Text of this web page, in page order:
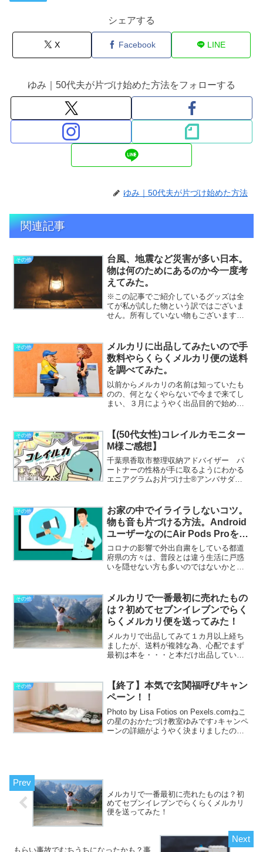
シェアする
X Facebook LINE
ゆみ｜50代夫が片づけ始めた方法をフォローする
ゆみ｜50代夫が片づけ始めた方法
関連記事
その他
台風、地震など災害が多い日本。
物は何のためにあるのか今一度考
えてみた。
※この記事でご紹介しているグッズは全
てが私が試した物という訳ではございま
せん。所有していない物もございます。
下さいませ。今や日本のどこに住んでい
ても災害に関して安心と言...
その他
メルカリに出品してみたいので手
数料やらくらくメルカリ便の送料
を調べてみた。
以前からメルカリの名前は知っていたも
のの、何となくやらないで今まで来てし
まい、３月にようやく出品目的で始めて
手に付いていたポイントで買ったりして
いたら、購入しかしていな...
その他
【(50代女性)コレイルカモニター
M様ご感想】
千葉県香取市整理収納アドバイザー パ
ートナーの性格が手に取るようにわかる
エニアグラムお片づけ士®アンバサダー1
号 たかぎゆみです。▶私のプロフィー
ルはこちら▶私が書いた...
その他
お家の中でイライラしないコツ。
物も音も片づける方法。Android
ユーザーなのにAir Pods Proを買
って使ってみた感想
コロナの影響で外出自粛をしている都道
府県の方々は、普段とは違う生活に戸惑
いを隠せない方も多いのではないかと思
にくい・家事が今までよりも増えた・外
で気晴らしがしにくいなど...
その他
メルカリで一番最初に売れたもの
は？初めてセブンイレブンでらく
らくメルカリ便を送ってみた！
メルカリで出品してみて１カ月以上経ち
ましたが、送料が複雑な為、心配でまず
最初は本を・・・と本だけ出品していた
もなく、おっとりしているのに意外と短
気な私は、もうメルカ...
その他
【終了】本気で玄関福呼びキャン
ペーン！！
Photo by Lisa Fotios on Pexels.comねこ
の星のおかたづけ教室ゆみです♪キャンペ
ーンの詳細がようやく決まりましたので
メルカリで一番最初に売れたものは？初
めてセブンイレブンでらくらくメルカリ
便を送ってみた！
もらい事故でむちうちになったかも？事